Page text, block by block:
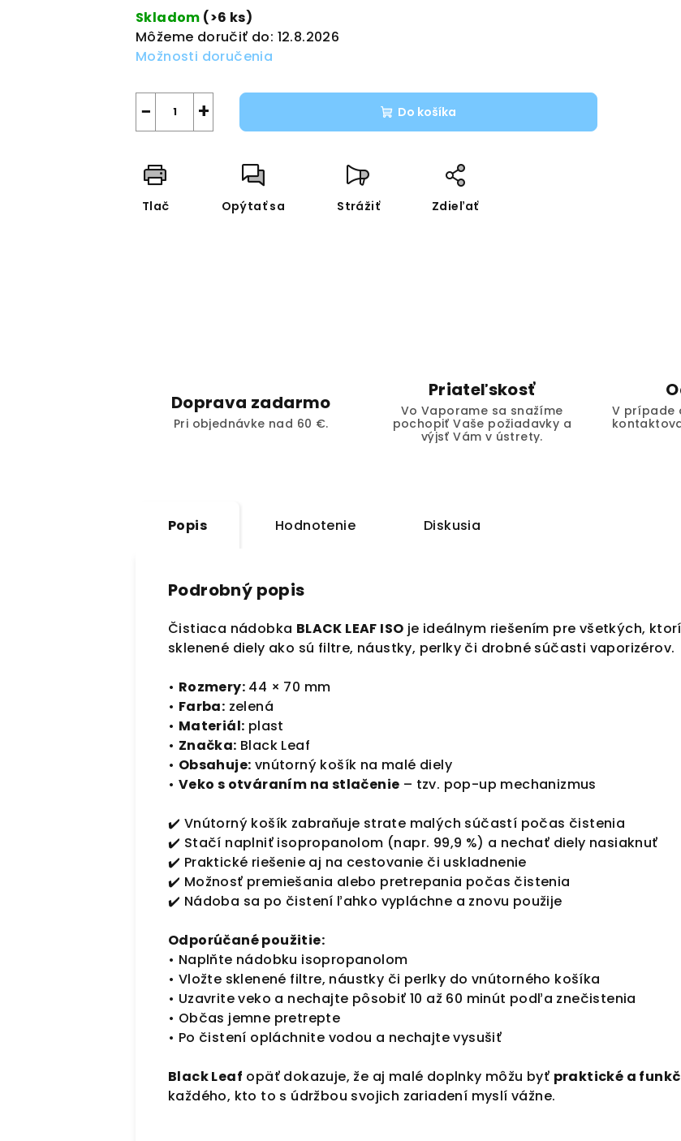
cena:
Skladom (>6 ks)
Môžeme doručiť do: 12.8.2026
Možnosti doručenia
+
− Do košíka
Tlač Opýtať sa Strážiť Zdieľať
Doprava zadarmo
Pri objednávke nad 60 €.
Priateľskosť
Vo Vaporame sa snažíme
pochopiť Vaše požiadavky a
výjsť Vám v ústrety.
V prípade
Popis Hodnotenie Diskusia
Podrobný popis
Čistiaca nádobka BLACK LEAF ISO je ideálnym riešením pre všetkých,
sklenené diely ako sú filtre, náustky, perlky či drobné súčasti vaporizérov.
• Rozmery: 44 × 70 mm
• Farba: zelená
• Materiál: plast
• Značka: Black Leaf
• Obsahuje: vnútorný košík na malé diely
• Veko s otváraním na stlačenie – tzv. pop-up mechanizmus
✔️ Vnútorný košík zabraňuje strate malých súčastí počas čistenia
✔️ Stačí naplniť isopropanolom (napr. 99,9 %) a nechať diely nasiaknuť
✔️ Praktické riešenie aj na cestovanie či uskladnenie
✔️ Možnosť premiešania alebo pretrepania počas čistenia
✔️ Nádoba sa po čistení ľahko vypláchne a znovu použije
Odporúčané použitie:
• Naplňte nádobku isopropanolom
• Vložte sklenené filtre, náustky či perlky do vnútorného košíka
• Uzavrite veko a nechajte pôsobiť 10 až 60 minút podľa znečistenia
• Občas jemne pretrepte
• Po čistení opláchnite vodou a nechajte vysušiť
Black Leaf opäť dokazuje, že aj malé doplnky môžu byť praktické a
každého, kto to s údržbou svojich zariadení myslí vážne.